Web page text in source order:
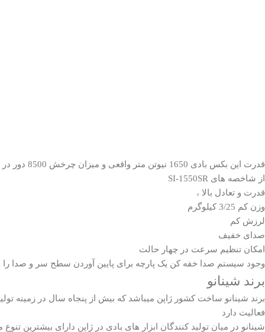
قدرت این بکس بادی 1650 نیوتن متر واقعی و میزان چرخش 8500 دور در دقیقه میباشد .
از شاخصه های SI-1550SR
قدرت و تعادل بالا ،
وزن کم 3/25 کیلوگرم
لرزش کم
صدای خفیف
امکان تنظیم سرعت در چهار حالت
وجود سیستم صدا خفه کن یک پارچه برای پایین آوردن سطح سر و صدا را
برند شینانو
برند شینانو ساخت کشور ژاپن میباشد که بیش از پنجاه سال در زمینه
فعالیت دارد
شینانو در میان تولید کنندگان ابزار های بادی در ژاپن دارای بیشترین